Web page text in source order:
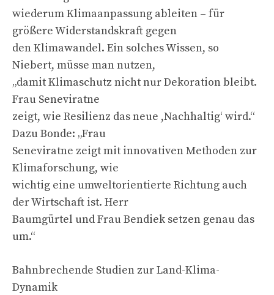
wiederum Klimaanpassung ableiten – für
größere Widerstandskraft gegen
den Klimawandel. Ein solches Wissen, so
Niebert, müsse man nutzen,
„damit Klimaschutz nicht nur Dekoration bleibt.
Frau Seneviratne
zeigt, wie Resilienz das neue ,Nachhaltig‘ wird.“
Dazu Bonde: „Frau
Seneviratne zeigt mit innovativen Methoden zur
Klimaforschung, wie
wichtig eine umweltorientierte Richtung auch
der Wirtschaft ist. Herr
Baumgürtel und Frau Bendiek setzen genau das
um.“
Bahnbrechende Studien zur Land-Klima-
Dynamik